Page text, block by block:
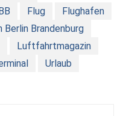
Flug
Flughafen
Berlin Brandenburg
Luftfahrtmagazin
Urlaub